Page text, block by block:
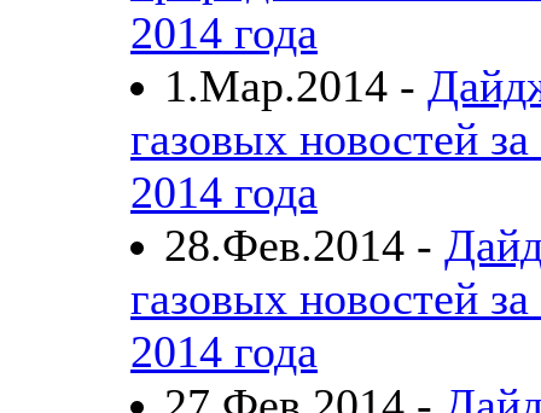
2014 года
1.Мар.2014 -
газовых новостей
2014 года
28.Фев.2014 -
газовых новостей
2014 года